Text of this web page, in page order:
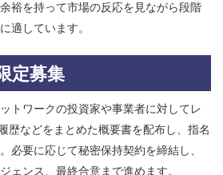
裕を持って市場の反応を見ながら段階
適しています。
定募集
トワークの投資家や事業者に対してレ
歴などをまとめた概要書を配布し、指名
必要に応じて秘密保持契約を締結し、
ェンス、最終合意まで進めます。